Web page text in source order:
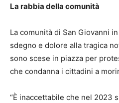
La rabbia della comunità
La comunità di San Giovanni
sdegno e dolore alla tragica
sono scese in piazza per
che condanna i cittadini a
“È inaccettabile che nel 2023